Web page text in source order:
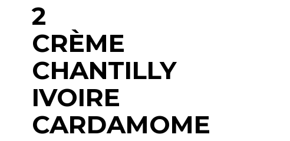
2
CRÈME
CHANTILLY
IVOIRE
CARDAMOME